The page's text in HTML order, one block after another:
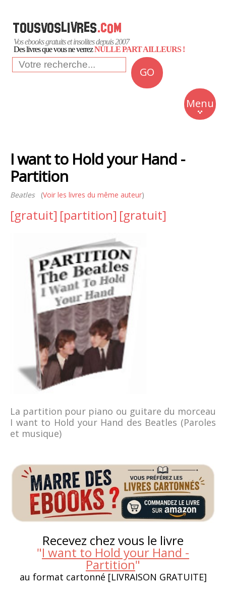
Vos ebooks gratuits et insolites depuis 2007
Des livres que vous ne verrezNULLE PART AILLEURS !
GO
Menu
Insolite
Business
Culture
I want to Hold your Hand -
Partition
Beatles(Voir les livres du même auteur)
[gratuit] [partition] [gratuit]
La partition pour piano ou guitare du morceau
I want to Hold your Hand des Beatles (Paroles
et musique)
Recevez chez vous le livre
"I want to Hold your Hand -
Partition"
au format cartonné [LIVRAISON GRATUITE]